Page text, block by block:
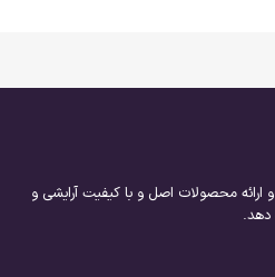
ارائه محصولات اصل و با کیفیت آرایشی و
دهد.